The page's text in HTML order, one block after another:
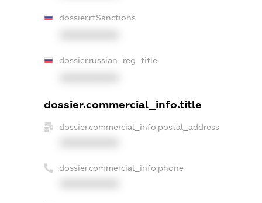
dossier.rfSanctions
dossier.russian_reg_title
dossier.commercial_info.title
dossier.commercial_info.postal_address
dossier.commercial_info.phone